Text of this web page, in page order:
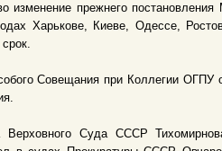
изменение прежнего
Харькове, Киеве, Одессе,
Совещания при Коллегии
Суда СССР